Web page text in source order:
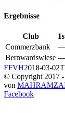
Ergebnisse
Club
Commerzbank
—
Bernwardswiese —
FFVH2018-03-
© Copyright 2017 -
von
Facebook